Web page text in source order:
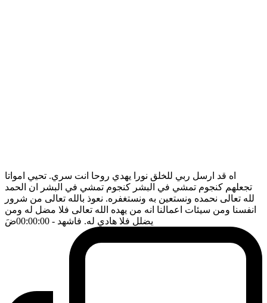
اه قد ارسل ربي للخلق نورا يهدي روحا انت سري. تحيي امواتا
تجعلهم كنجوم تمشي في البشر كنجوم تمشي في البشر ان الحمد
لله تعالى نحمده ونستعين به ونستغفره. نعوذ بالله تعالى من شرور
انفسنا ومن سيئات اعمالنا انه من يهده الله تعالى فلا مضل له ومن
يضلل فلا هادي له. فاشهد - 00:00:00 ضَ